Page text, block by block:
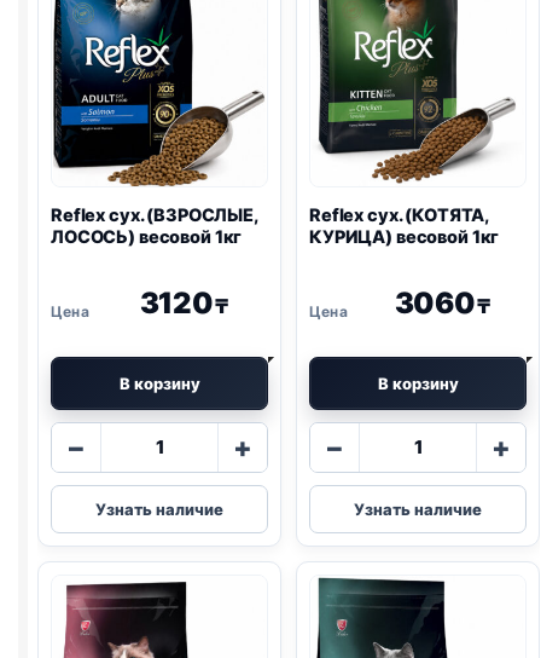
Reflex сух. (ВЗРОСЛЫЕ,
ЛОСОСЬ) весовой 1кг
3120₸
В корзину
−
Количество
Reflex
сух.
(ВЗРОСЛЫЕ,
весовой
+
Узнать наличие
Reflex сух. (КОТЯТА,
КУРИЦА) весовой 1кг
3060₸
В корзину
−
Количество
Reflex
сух.
(КОТЯТА,
КУРИЦА)
весовой
1кг
+
Узнать наличие